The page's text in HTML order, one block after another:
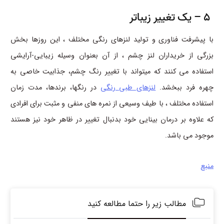
5 – یک تغییر زیباتر
با پیشرفت فناوری و تولید لنزهای رنگی مختلف ، این روزها بخش
بزرگی از خریداران لنز چشم ، از آن بعنوان وسیله زیبایی-آرایشی
استفاده می کنند که میتواند با تغییر رنگ چشم، جذابیت خاصی به
چهره فرد ببخشد.لنزهای طبی رنگی در رنگها، برندها، مدت زمان
استفاده مختلف ، با طیف وسیعی از نمره های منفی و مثبت برای افرادی
که علاوه بر درمان بینایی خود بدنبال تغییر در ظاهر خود نیز هستند
موجود می باشد.
منبع
مطالب زیر را حتما مطالعه کنید